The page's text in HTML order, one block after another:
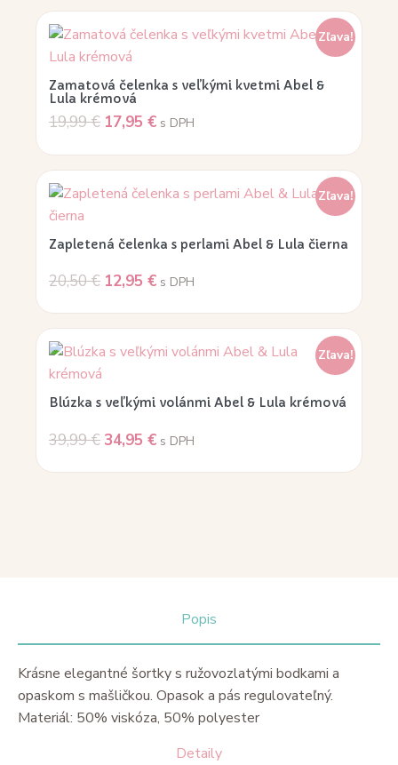
Zľava!
Zamatová čelenka s veľkými kvetmi Abel &
Lula krémová
19,99€ 17,95 € s DPH
Zľava!
Zapletená čelenka s perlami Abel & Lula čierna
20,50€ 12,95 € s DPH
Zľava!
Blúzka s veľkými volánmi Abel & Lula krémová
39,99€ 34,95 € s DPH
Popis
Detaily
Krásne elegantné šortky s ružovozlatými bodkami a
opaskom s mašličkou. Opasok a pás regulovateľný.
Materiál: 50% viskóza, 50% polyester